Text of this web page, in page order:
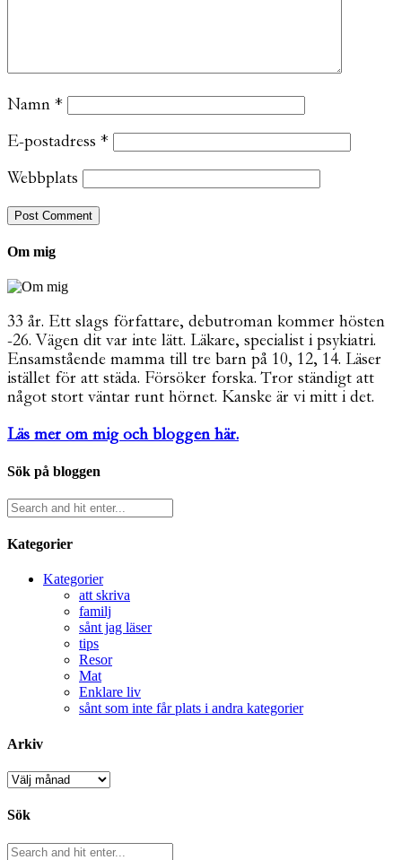
Namn *
E-postadress *
Webbplats
Om mig
33 år. Ett slags författare, debutroman kommer hösten
-26. Vägen dit var inte lätt. Läkare, specialist i psykiatri.
Ensamstående mamma till tre barn på 10, 12, 14. Läser
istället för att städa. Försöker forska. Tror ständigt att
något stort väntar runt hörnet. Kanske är vi mitt i det.
Läs mer om mig och bloggen här.
Sök på bloggen
Kategorier
Kategorier
att skriva
familj
sånt jag läser
tips
Resor
Mat
Enklare liv
sånt som inte får plats i andra kategorier
Arkiv
Arkiv
Sök